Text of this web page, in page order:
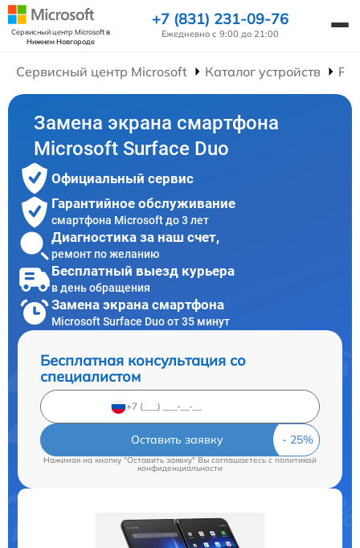
Сервисный центр Microsoftв
Нижнем Новгороде
+7 (831) 231-09-76
Ежедневно с 9:00 до 21:00
Сервисный центр Microsoft Каталог устройств
Замена экрана смартфона
Microsoft Surface Duo
Официальный сервис
Гарантийное обслуживание
смартфона Microsoft до 3 лет
Диагностика за наш счет,
ремонт по желанию
Бесплатный выезд курьера
в день обращения
Замена экрана смартфона
Microsoft Surface Duo от 35 минут
Бесплатная консультация со
специалистом
Оставить заявку
Нажимая на кнопку "Оставить заявку" Вы соглашаетесь cполитикой
конфиденциальности